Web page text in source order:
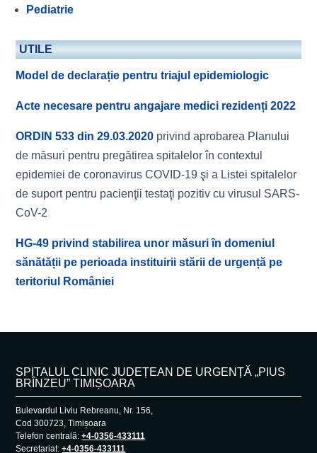
Pediatrie
UTILE
Model de declarație pentru triajul epidemiologic
Acte necesare pentru angajare medici rezidenți 2022
ORDIN 533 din 29.03.2020 privind aprobarea Planului
de măsuri pentru pregătirea spitalelor în contextul
epidemiei de coronavirus COVID-19 şi a Listei spitalelor
de suport pentru pacienţii testaţi pozitiv cu virusul SARS-
CoV-2
HG-49 privind stabilirea unor măsuri în domeniul
sănătății pe perioada instituirii stării de urgență pe
teritoriul României
SPITALUL CLINIC JUDEȚEAN DE URGENȚĂ „PIUS
BRÎNZEU” TIMIȘOARA
Bulevardul Liviu Rebreanu, Nr. 156,
Cod 300723, Timișoara
Telefon centrală:+4-0356-433111
Secretariat:+4-0356-433111